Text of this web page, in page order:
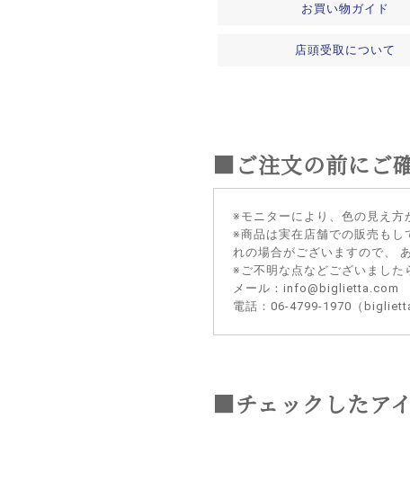
お買い物ガイド
店頭受取について
■ご注文の前にご
※モニターにより、色の見え方
※商品は実在店舗での販売もし
れの場合がございますので、
※ご不明な点などございました
メール：info@biglietta.com
電話：06-4799-1970（
■チェックしたア